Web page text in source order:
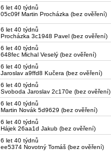
6 let 40 týdnů
05c09f Martin Procházka (bez ověření)
6 let 40 týdnů
Procházka 3c1948 Pavel (bez ověření)
6 let 40 týdnů
648fec Michal Veselý (bez ověření)
6 let 40 týdnů
Jaroslav a9ffd8 Kučera (bez ověření)
6 let 40 týdnů
Svoboda Jaroslav 2c170e (bez ověření)
6 let 40 týdnů
Martin Novák 5d9629 (bez ověření)
6 let 40 týdnů
Hájek 26aa1d Jakub (bez ověření)
6 let 40 týdnů
ee5374 Novotný Tomáš (bez ověření)